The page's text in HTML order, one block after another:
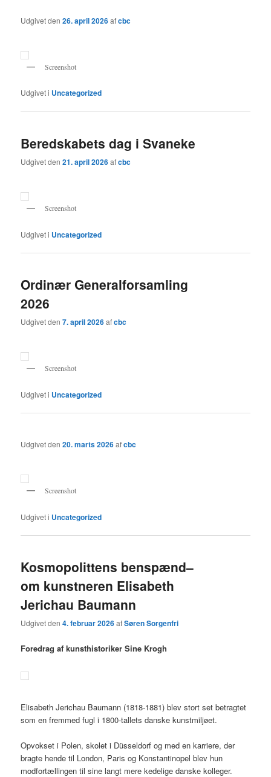
Udgivet den26. april 2026afcbc
Screenshot
Udgivet i Uncategorized
Beredskabets dag i Svaneke
Udgivet den21. april 2026afcbc
Screenshot
Udgivet i Uncategorized
Ordinær Generalforsamling
2026
Udgivet den7. april 2026afcbc
Screenshot
Udgivet i Uncategorized
Udgivet den20. marts 2026afcbc
Screenshot
Udgivet i Uncategorized
Kosmopolittens benspænd–
om kunstneren Elisabeth
Jerichau Baumann
Udgivet den4. februar 2026afSøren Sorgenfri
Foredrag af kunsthistoriker Sine Krogh
Elisabeth Jerichau Baumann (1818-1881) blev stort set betragtet
som en fremmed fugl i 1800-tallets danske kunstmiljøet.
Opvokset i Polen, skolet i Düsseldorf og med en karriere, der
bragte hende til London, Paris og Konstantinopel blev hun
modfortællingen til sine langt mere kedelige danske kolleger.